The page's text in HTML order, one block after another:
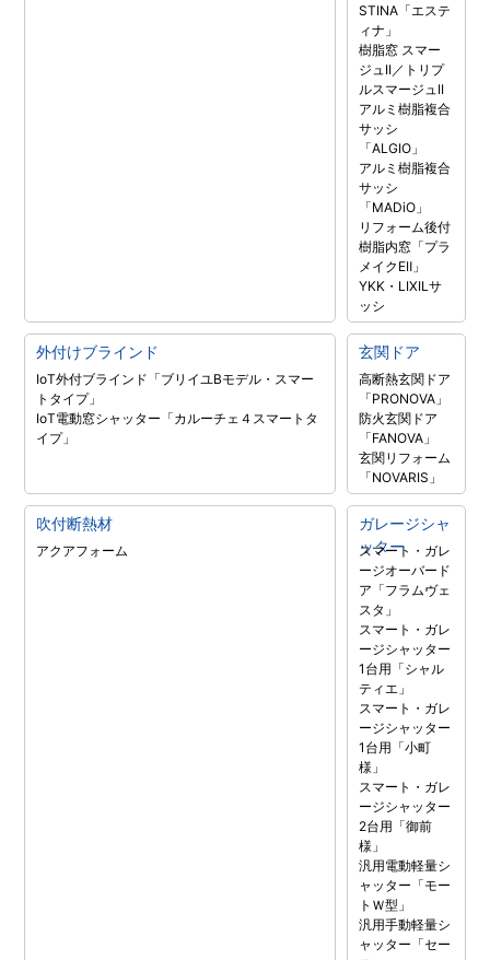
STINA「エステ
ィナ」
樹脂窓 スマー
ジュII／トリプ
ルスマージュII
アルミ樹脂複合
サッシ
「ALGIO」
アルミ樹脂複合
サッシ
「MADiO」
リフォーム後付
樹脂内窓「プラ
メイクEⅡ」
YKK・LIXILサ
ッシ
外付けブラインド
IoT外付ブラインド「ブリイユBモデル・スマー
トタイプ」
IoT電動窓シャッター「カルーチェ４スマートタ
イプ」
玄関ドア
高断熱玄関ドア
「PRONOVA」
防火玄関ドア
「FANOVA」
玄関リフォーム
「NOVARIS」
吹付断熱材
アクアフォーム
ガレージシャ
ッター
スマート・ガレ
ージオーバード
ア「フラムヴェ
スタ」
スマート・ガレ
ージシャッター
1台用「シャル
ティエ」
スマート・ガレ
ージシャッター
1台用「小町
様」
スマート・ガレ
ージシャッター
2台用「御前
様」
汎用電動軽量シ
ャッター「モー
トＷ型」
汎用手動軽量シ
ャッター「セー